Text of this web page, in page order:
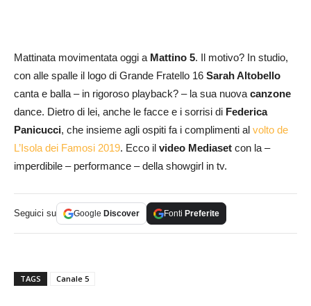
Mattinata movimentata oggi a Mattino 5. Il motivo? In studio,
con alle spalle il logo di Grande Fratello 16 Sarah Altobello
canta e balla – in rigoroso playback? – la sua nuovacanzone
dance. Dietro di lei, anche le facce e i sorrisi di Federica
Panicucci, che insieme agli ospiti fa i complimenti al volto de
L’Isola dei Famosi 2019. Ecco il video Mediaset con la –
imperdibile – performance – della showgirl in tv.
Seguici su Google Discover Fonti Preferite
TAGS Canale 5